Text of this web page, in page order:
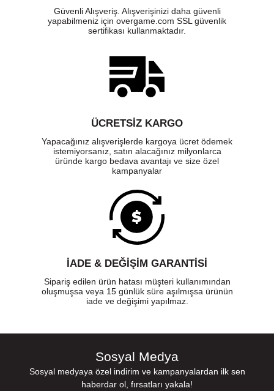
Güvenli Alışveriş. Alışverişinizi daha güvenli
yapabilmeniz için overgame.com SSL güvenlik
sertifikası kullanmaktadır.
ÜCRETSIZ KARGO
Yapacağınız alışverişlerde kargoya ücret ödemek
istemiyorsanız, satın alacağınız milyonlarca
üründe kargo bedava avantajı ve size özel
kampanyalar
İADE & DEĞİŞİM GARANTİSİ
Sipariş edilen ürün hatası müşteri kullanımından
oluşmuşsa veya 15 günlük süre aşılmışsa ürünün
iade ve değişimi yapılmaz.
Sosyal Medya
Sosyal medyaya özel indirim ve kampanyalardan ilk sen
haberdar ol, fırsatları yakala!